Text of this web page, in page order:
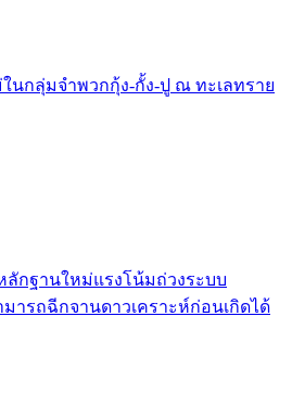
นกลุ่มจำพวกกุ้ง-กั้ง-ปู ณ ทะเลทราย
กฐานใหม่แรงโน้มถ่วงระบบ
ารถฉีกจานดาวเคราะห์ก่อนเกิดได้